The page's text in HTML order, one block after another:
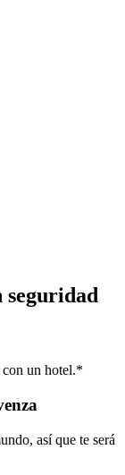
seguridad
con un hotel.*
así que te será